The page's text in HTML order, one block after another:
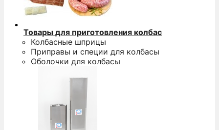
Товары для приготовления колбас
Колбасные шприцы
Приправы и специи для колбасы
Оболочки для колбасы